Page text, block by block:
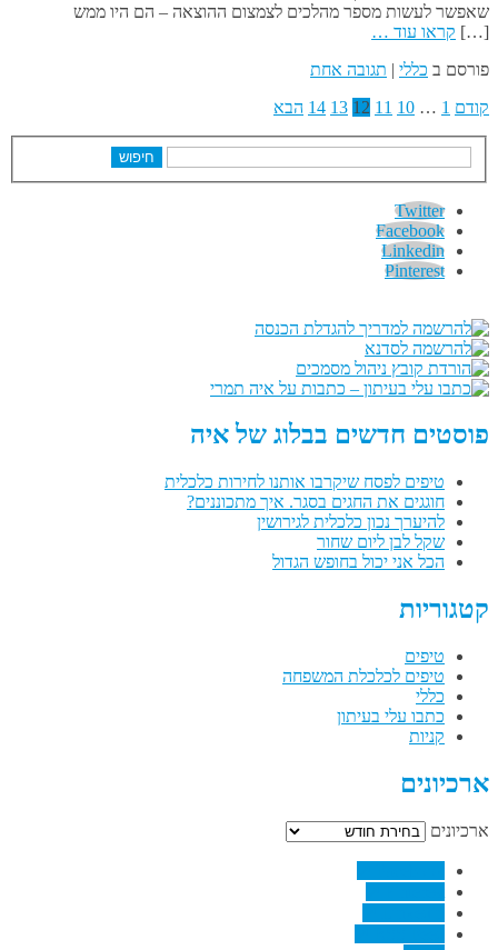
שאפשר לעשות מספר מהלכים לצמצום ההוצאה – הם היו ממש
[…] קראו עוד …
פורסם ב כללי | תגובה אחת
קודם 1
…
10
11
12
13
14 הבא
חיפוש
Twitter
Facebook
Linkedin
Pinterest
פוסטים חדשים בבלוג של איה
טיפים לפסח שיקרבו אותנו לחירות כלכלית
חוגגים את החגים בסגר. איך מתכוננים?
להיערך נכון כלכלית לגירושין
שקל לבן ליום שחור
הכל אני יכול בחופש הגדול
קטגוריות
טיפים
טיפים לכלכלת המשפחה
כללי
כתבו עלי בעיתון
קניות
ארכיונים
ארכיונים